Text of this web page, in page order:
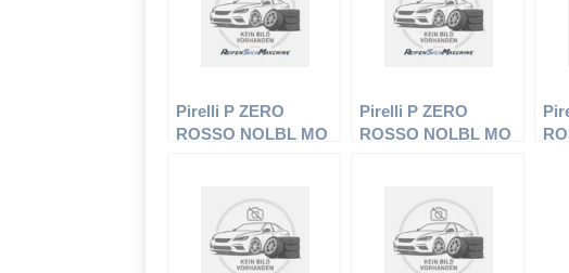
Pirelli P ZERO
ROSSO NOLBL MO
Sommerreifen
Pirelli P ZERO
ROSSO NOLBL MO
Sommerreifen